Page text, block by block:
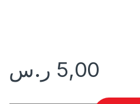
5,00 ر.س